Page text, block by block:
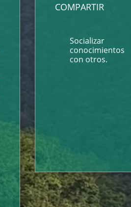
COMPARTIR
Socializar
conocimientos
con otros.